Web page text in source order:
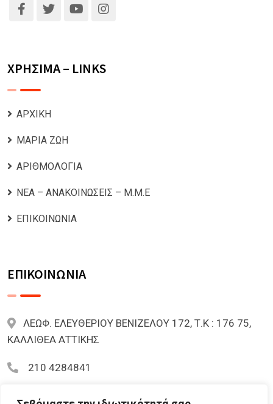
ΧΡΗΣΙΜΑ – LINKS
ΑΡΧΙΚΗ
ΜΑΡΙΑ ΖΩΗ
ΑΡΙΘΜΟΛΟΓΙΑ
ΝΕΑ – ΑΝΑΚΟΙΝΩΣΕΙΣ – Μ.Μ.Ε
ΕΠΙΚΟΙΝΩΝΙΑ
ΕΠΙΚΟΙΝΩΝΙΑ
ΛΕΩΦ. ΕΛΕΥΘΕΡΙΟΥ ΒΕΝΙΖΕΛΟΥ 172, Τ.Κ : 176 75,
ΚΑΛΛΙΘΕΑ ΑΤΤΙΚΗΣ
210 4284841
mariazoi.powernumbers@gmail.com